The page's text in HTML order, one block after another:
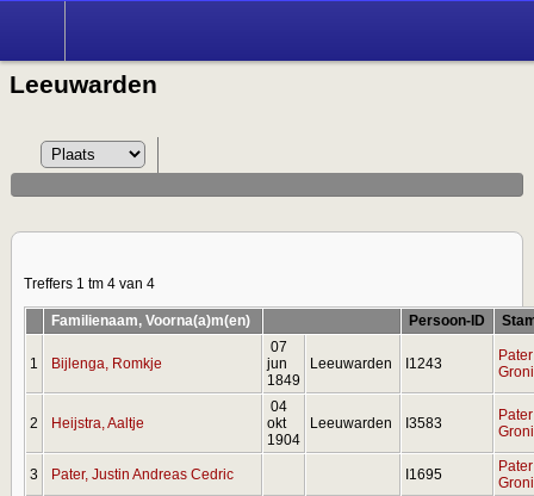
Leeuwarden
Treffers 1 tm 4 van 4
Familienaam, Voorna(a)m(en) Persoon-ID
1 Bijlenga, Romkje
07
jun
1849
Leeuwarden I1243
2 Heijstra, Aaltje
04
okt
1904
Leeuwarden I3583
3 Pater, Justin Andreas Cedric I1695